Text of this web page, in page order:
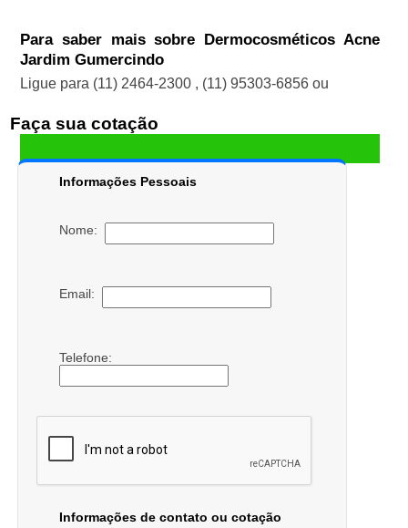
Para saber mais sobre Dermocosméticos Acne
Jardim Gumercindo
Ligue para (11) 2464-2300 , (11) 95303-6856 ou
Faça sua cotação
Informações Pessoais
Nome:
Email:
Telefone:
Informações de contato ou cotação